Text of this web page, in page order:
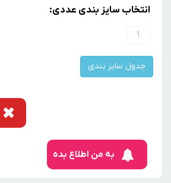
انتخاب سایز بندی عددی:
1
جدول سایز بندی
به من اطلاع بده